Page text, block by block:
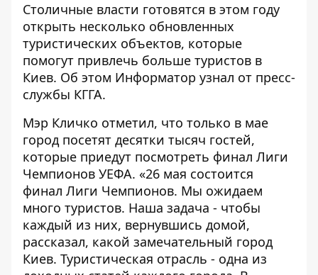
Столичные власти готовятся в этом году
открыть несколько обновленных
туристических объектов, которые
помогут привлечь больше туристов в
Киев. Об этом Информатор узнал от пресс-
службы КГГА.
Мэр Кличко отметил, что только в мае
город посетят десятки тысяч гостей,
которые приедут посмотреть финал Лиги
Чемпионов УЕФА. «26 мая состоится
финал Лиги Чемпионов. Мы ожидаем
много туристов. Наша задача - чтобы
каждый из них, вернувшись домой,
рассказал, какой замечательный город
Киев. Туристическая отрасль - одна из